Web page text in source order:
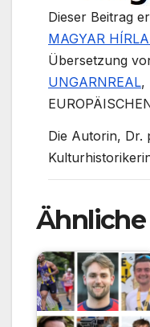
Dieser Beitrag
MAGYAR
Übersetzung
UNGARNREAL,
Die Autorin, Dr.
Ähnliche